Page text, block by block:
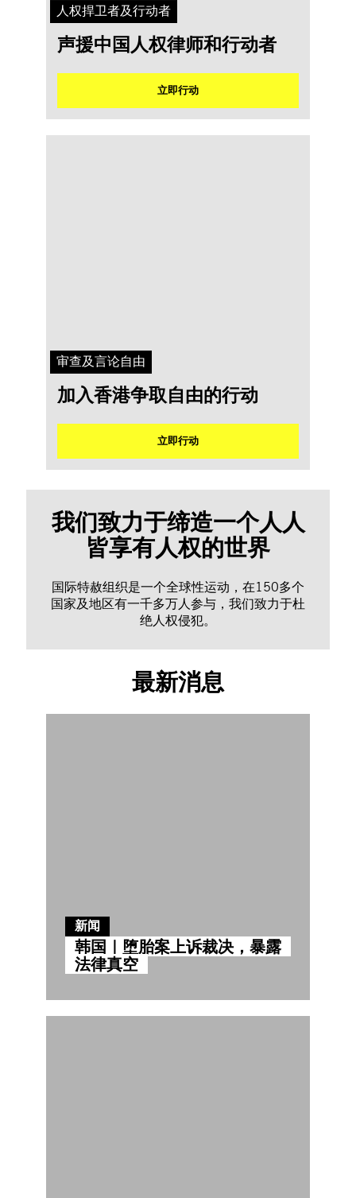
人权捍卫者及行动者
声援中国人权律师和行动者
立即行动
审查及言论自由
加入香港争取自由的行动
立即行动
我们致力于缔造一个人人
皆享有人权的世界
国际特赦组织是一个全球性运动，在150多个
国家及地区有一千多万人参与，我们致力于杜
绝人权侵犯。
最新消息
新闻
韩国｜堕胎案上诉裁决，暴露
法律真空